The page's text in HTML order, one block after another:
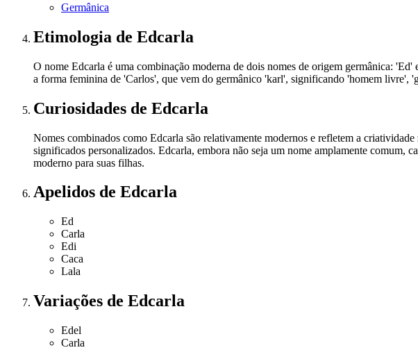
Germânica
Etimologia de Edcarla
O nome Edcarla é uma combinação moderna de dois nomes de origem germânica:
a forma feminina de 'Carlos', que vem do germânico 'karl', significando 'homem livre',
Curiosidades de Edcarla
Nomes combinados como Edcarla são relativamente modernos e refletem a
significados personalizados. Edcarla, embora não seja um nome amplamente comum,
moderno para suas filhas.
Apelidos de Edcarla
Ed
Carla
Edi
Caca
Lala
Variações de Edcarla
Edel
Carla